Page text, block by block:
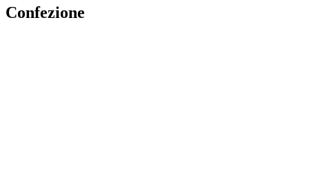
Confezione